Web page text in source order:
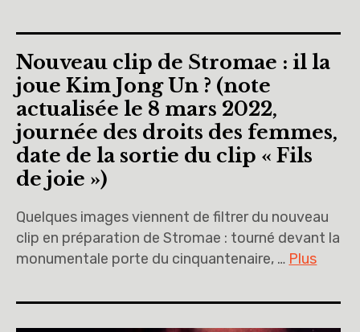
Nouveau clip de Stromae : il la
joue Kim Jong Un ? (note
actualisée le 8 mars 2022,
journée des droits des femmes,
date de la sortie du clip « Fils
de joie »)
Quelques images viennent de filtrer du nouveau
clip en préparation de Stromae : tourné devant la
monumentale porte du cinquantenaire, … Plus